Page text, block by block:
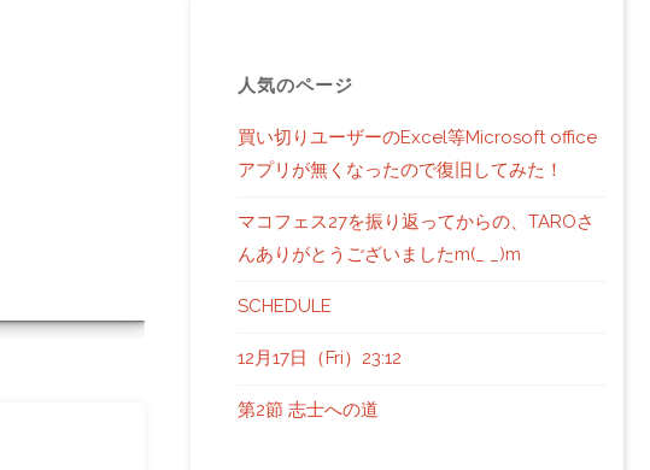
人気のページ
買い切りユーザーのExcel等Microsoft office
アプリが無くなったので復旧してみた！
マコフェス27を振り返ってからの、TAROさ
んありがとうございましたm(_ _)m
SCHEDULE
12月17日（Fri）23:12
第2節 志士への道